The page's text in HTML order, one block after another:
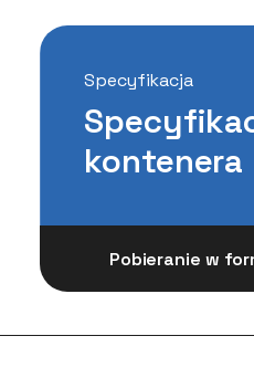
Specyfikacja
kontenera
Pobieranie w